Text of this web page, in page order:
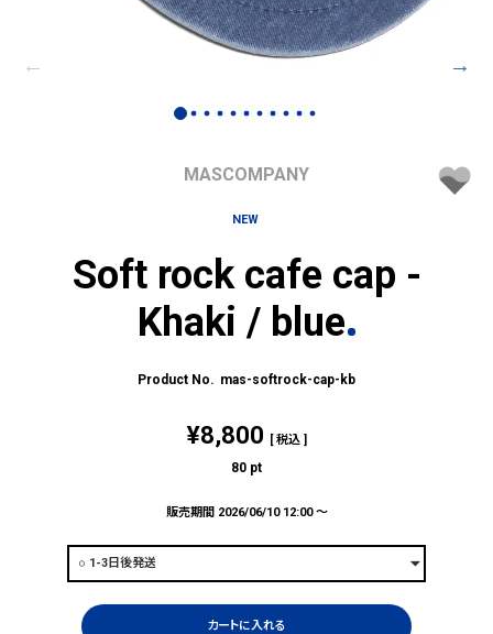
MASCOMPANY
NEW
Soft rock cafe cap -
Khaki / blue
mas-softrock-cap-kb
¥8,800 税込
80 pt
販売期間 2026/06/10 12:00〜
カートに入れる